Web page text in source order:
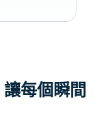
每個瞬間